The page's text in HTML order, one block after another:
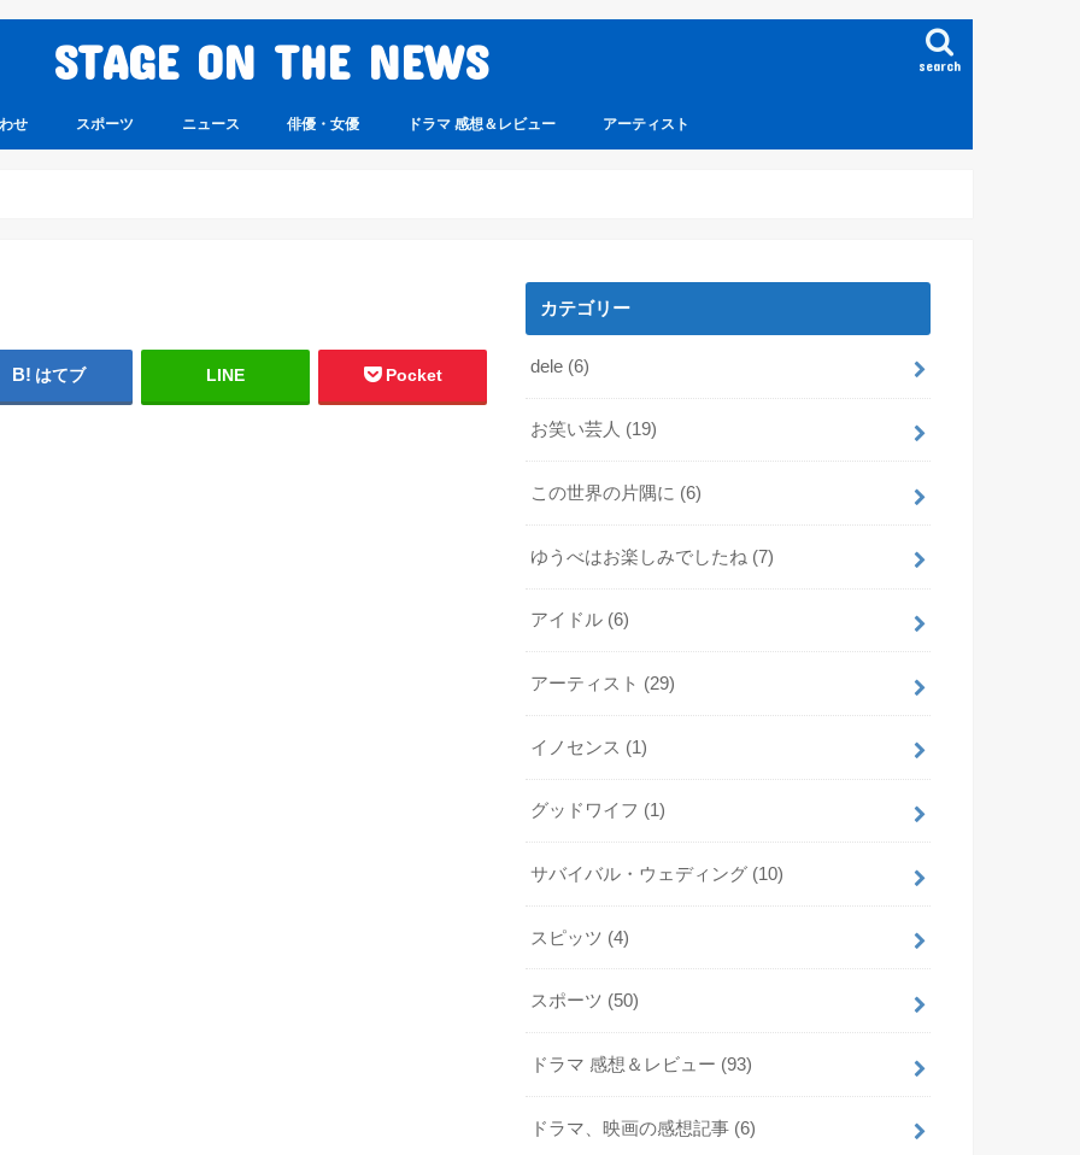
STAGE ON THE NEWS search
せ スポーツ ニュース 俳優・女優 ドラマ 感想＆レビュー アーティスト
はてブ LINE Pocket
カテゴリー
dele (6)
お笑い芸人 (19)
この世界の片隅に (6)
ゆうべはお楽しみでしたね (7)
アイドル (6)
アーティスト (29)
イノセンス (1)
グッドワイフ (1)
サバイバル・ウェディング (10)
スピッツ (4)
スポーツ (50)
ドラマ 感想＆レビュー (93)
ドラマ、映画の感想記事 (6)